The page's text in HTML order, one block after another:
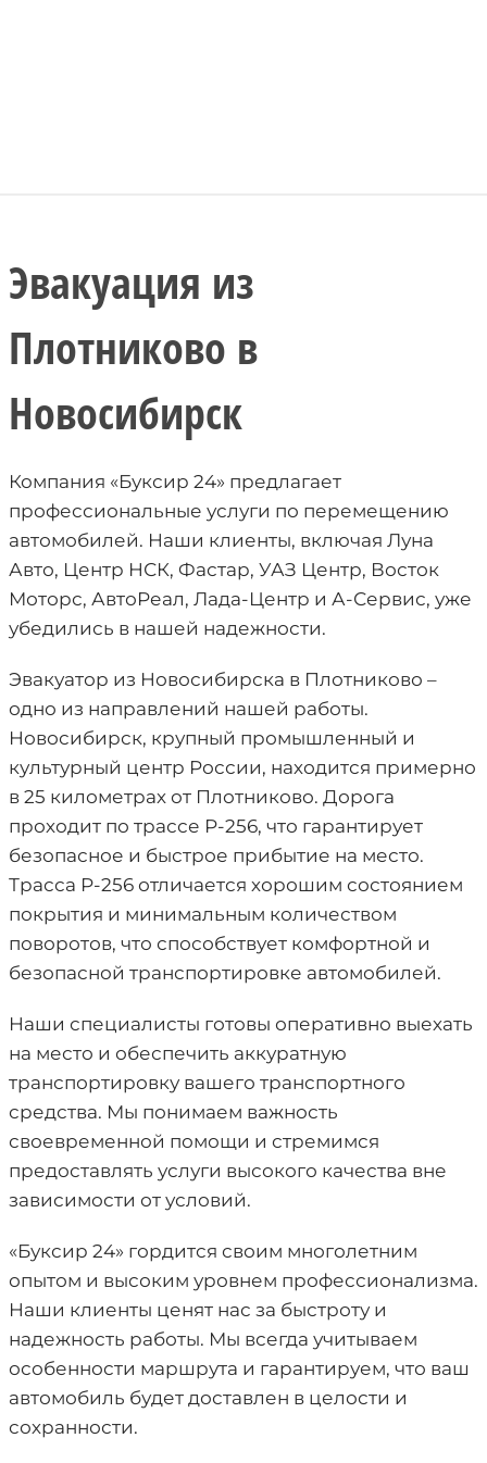
Эвакуация из
Плотниково в
Новосибирск
Компания «Буксир 24» предлагает
профессиональные услуги по перемещению
автомобилей. Наши клиенты, включая Луна
Авто, Центр НСК, Фастар, УАЗ Центр, Восток
Моторс, АвтоРеал, Лада-Центр и А-Сервис, уже
убедились в нашей надежности.
Эвакуатор из Новосибирска в Плотниково –
одно из направлений нашей работы.
Новосибирск, крупный промышленный и
культурный центр России, находится примерно
в 25 километрах от Плотниково. Дорога
проходит по трассе Р-256, что гарантирует
безопасное и быстрое прибытие на место.
Трасса Р-256 отличается хорошим состоянием
покрытия и минимальным количеством
поворотов, что способствует комфортной и
безопасной транспортировке автомобилей.
Наши специалисты готовы оперативно выехать
на место и обеспечить аккуратную
транспортировку вашего транспортного
средства. Мы понимаем важность
своевременной помощи и стремимся
предоставлять услуги высокого качества вне
зависимости от условий.
«Буксир 24» гордится своим многолетним
опытом и высоким уровнем профессионализма.
Наши клиенты ценят нас за быстроту и
надежность работы. Мы всегда учитываем
особенности маршрута и гарантируем, что ваш
автомобиль будет доставлен в целости и
сохранности.